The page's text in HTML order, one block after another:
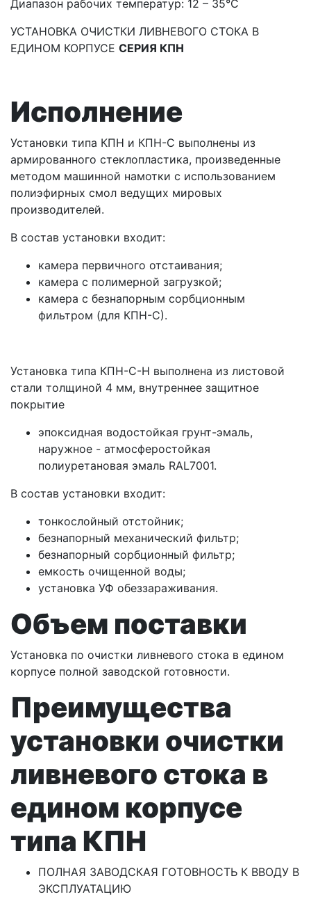
Диапазон рабочих температур: 12 – 35°С
УСТАНОВКА ОЧИСТКИ ЛИВНЕВОГО СТОКА В
ЕДИНОМ КОРПУСЕ СЕРИЯ КПН
Исполнение
Установки типа КПН и КПН-С выполнены из
армированного стеклопластика, произведенные
методом машинной намотки с использованием
полиэфирных смол ведущих мировых
производителей.
В состав установки входит:
камера первичного отстаивания;
камера с полимерной загрузкой;
камера с безнапорным сорбционным
фильтром (для КПН-С).
Установка типа КПН-С-Н выполнена из листовой
стали толщиной 4 мм, внутреннее защитное
покрытие
эпоксидная водостойкая грунт-эмаль,
наружное - атмосферостойкая
полиуретановая эмаль RAL7001.
В состав установки входит:
тонкослойный отстойник;
безнапорный механический фильтр;
безнапорный сорбционный фильтр;
емкость очищенной воды;
установка УФ обеззараживания.
Объем поставки
Установка по очистки ливневого стока в едином
корпусе полной заводской готовности.
Преимущества
установки очистки
ливневого стока в
едином корпусе
типа КПН
ПОЛНАЯ ЗАВОДСКАЯ ГОТОВНОСТЬ К ВВОДУ В
ЭКСПЛУАТАЦИЮ